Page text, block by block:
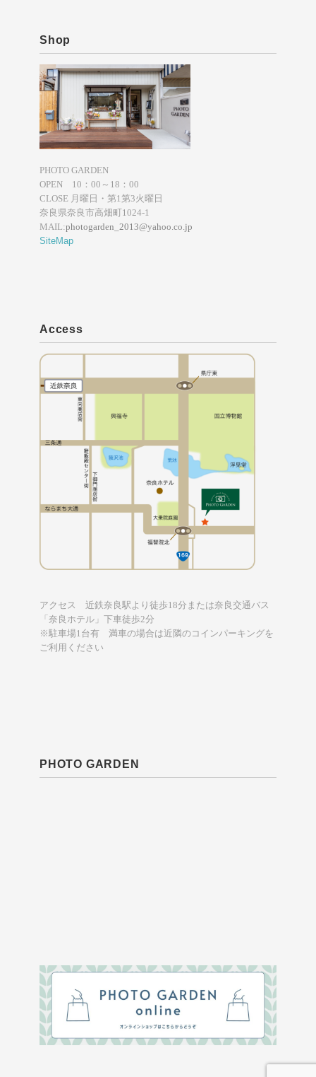
Shop
PHOTO GARDEN
OPEN 10：00～18：00
CLOSE 月曜日・第1第3火曜日
奈良県奈良市高畑町1024-1
MAIL:photogarden_2013@yahoo.co.jp
SiteMap
Access
アクセス 近鉄奈良駅より徒歩18分または奈良交通バス
「奈良ホテル」下車徒歩2分
※駐車場1台有 満車の場合は近隣のコインパーキングを
ご利用ください
PHOTO GARDEN